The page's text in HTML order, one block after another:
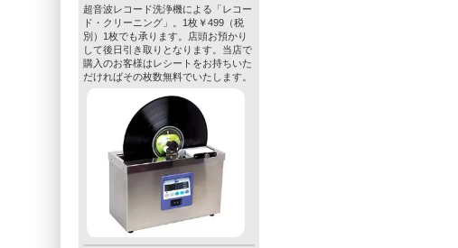
超音波レコード洗浄機による「レコー
ド・クリーニング」。1枚￥499（税
別）1枚でも承ります。店頭お預かり
して後日引き取りとなります。当店で
購入のお客様はレシートをお持ちいた
だければその枚数無料でいたします。